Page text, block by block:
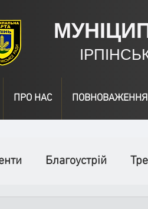
ПРО НАС ПОВНОВАЖЕННЯ
Благоустрій